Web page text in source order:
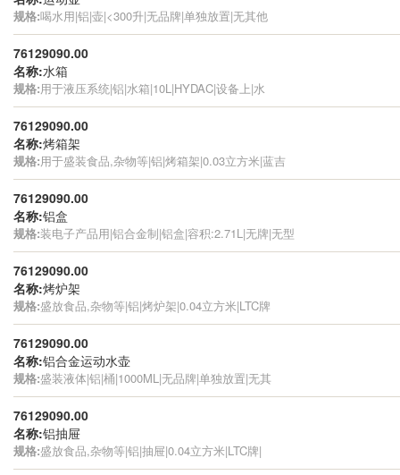
规格:喝水用|铝|壶|<300升|无品牌|单独放置|无其他
76129090.00
名称:水箱
规格:用于液压系统|铝|水箱|10L|HYDAC|设备上|水
76129090.00
名称:烤箱架
规格:用于盛装食品,杂物等|铝|烤箱架|0.03立方米|蓝吉
76129090.00
名称:铝盒
规格:装电子产品用|铝合金制|铝盒|容积:2.71L|无牌|无型
76129090.00
名称:烤炉架
规格:盛放食品,杂物等|铝|烤炉架|0.04立方米|LTC牌
76129090.00
名称:铝合金运动水壶
规格:盛装液体|铝|桶|1000ML|无品牌|单独放置|无其
76129090.00
名称:铝抽屉
规格:盛放食品,杂物等|铝|抽屉|0.04立方米|LTC牌|